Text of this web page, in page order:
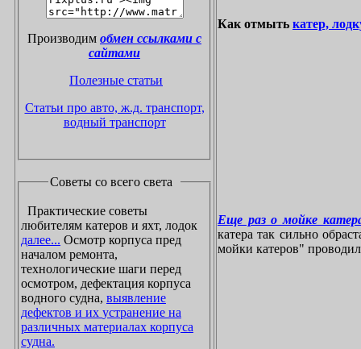
Производим обмен ссылками с
сайтами
Полезные статьи
Статьи про авто, ж.д. транспорт,
водный транспорт
Советы со всего света
Практические советы
любителям катеров и яхт, лодок
далее... Осмотр корпуса пред
началом ремонта,
технологические шаги перед
осмотром, дефектация корпуса
водного судна, выявление
дефектов и их устранение на
различных материалах корпуса
судна.
Как отмыть катер,
Еще раз о мойке
катера так сильно
мойки катеров"